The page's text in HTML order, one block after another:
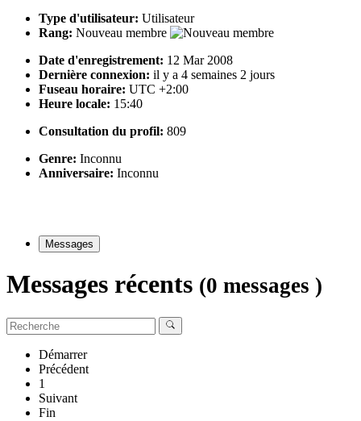
Type d'utilisateur: Utilisateur
Rang: Nouveau membre
Date d'enregistrement: 12 Mar 2008
Dernière connexion: il y a 4 semaines 2 jours
Fuseau horaire: UTC +2:00
Heure locale: 15:40
Consultation du profil: 809
Genre: Inconnu
Anniversaire: Inconnu
Messages
Messages récents (0 messages )
Démarrer
Précédent
1
Suivant
Fin